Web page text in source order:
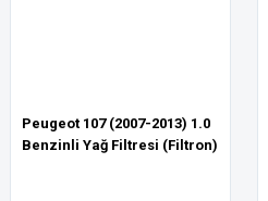
Peugeot 107 (2007-2013) 1.0
Benzinli Yağ Filtresi (Filtron)